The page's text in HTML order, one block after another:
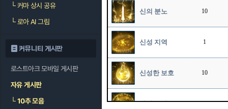
└커마 상시 공유
└로아 AI 그림
커뮤니티 게시판
로스트아크 모바일 게시판
자유 게시판
└10추 모음
신의 분노 10
신성 지역 1
신성한 보호 10
신성 폭발 10